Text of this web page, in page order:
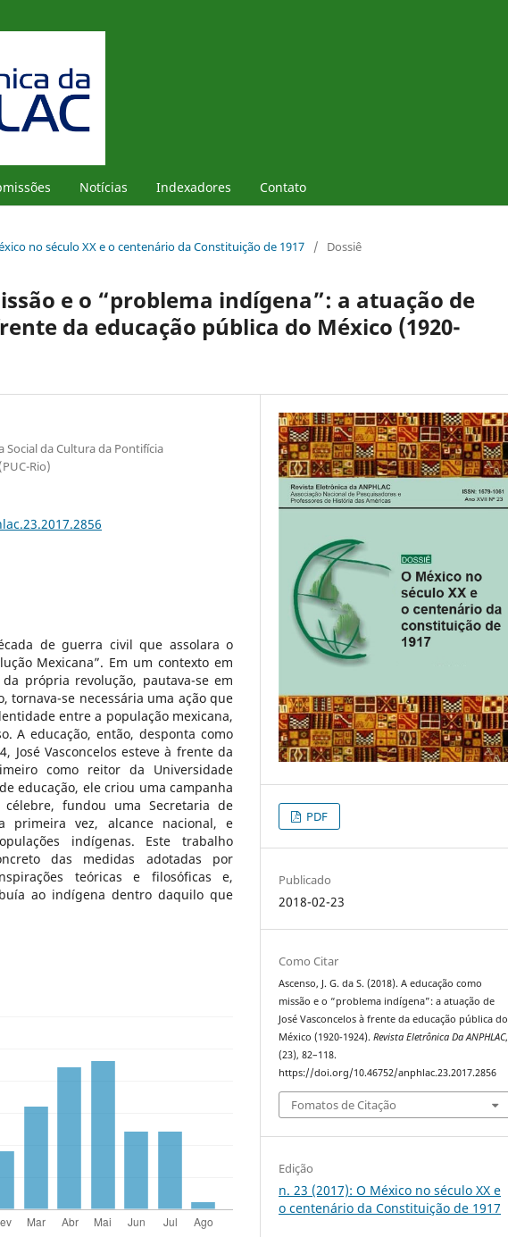
Notícias Indexadores Contato
no século XX e o centenário da Constituição de 1917 / Dossiê
e o “problema indígena”: a atuação de
da educação pública do México (1920-
da Cultura da Pontifícia
Rio)
de guerra civil que assolara o
Mexicana”. Em um contexto em
própria revolução, pautava-se em
tornava-se necessária uma ação que
entre a população mexicana,
A educação, então, desponta como
José Vasconcelos esteve à frente da
como reitor da Universidade
educação, ele criou uma campanha
fundou uma Secretaria de
primeira vez, alcance nacional, e
indígenas. Este trabalho
das medidas adotadas por
teóricas e filosóficas e,
ao indígena dentro daquilo que
PDF
Publicado
2018-02-23
Como Citar
Ascenso, J. G. da S. (2018). A educação como
missão e o “problema indígena”: a atuação de
José Vasconcelos à frente da educação pública do
México (1920-1924).Revista Eletrônica Da ANPHLAC,
(23), 82–118.
https://doi.org/10.46752/anphlac.23.2017.2856
Fomatos de Citação
Edição
n. 23 (2017): O México no século XX e
o centenário da Constituição de 1917